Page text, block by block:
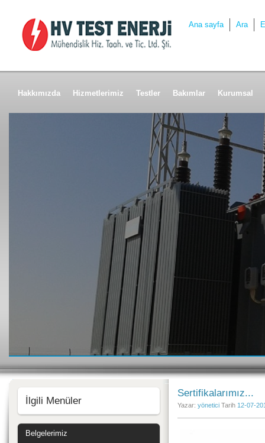
Ana sayfa Ara
Hakkımızda Hizmetlerimiz Testler Bakımlar Kurumsal
Sertifikalarımız...
Yazar: yönetici Tarih 12-07-
İlgili Menüler
Belgelerimiz